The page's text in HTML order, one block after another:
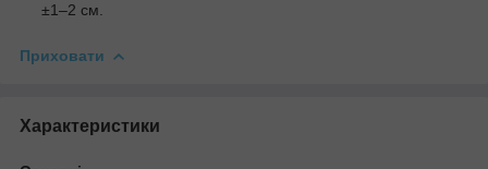
±1–2 см.
Приховати
Характеристики